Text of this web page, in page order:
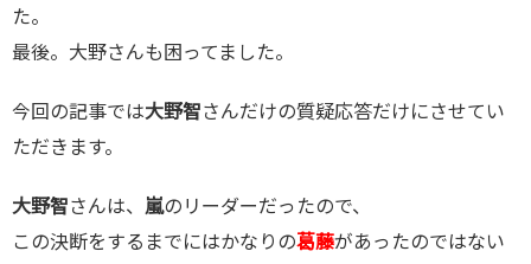
た。
最後。大野さんも困ってました。
今回の記事では大野智さんだけの質疑応答だけにさせてい
ただきます。
大野智さんは、 嵐のリーダーだったので、
この決断をするまでにはかなりの葛藤があったのではない